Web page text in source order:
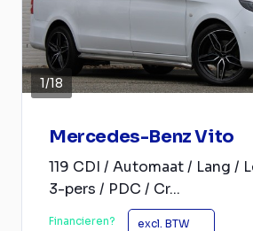
1/18
Mercedes-Benz Vito
119 CDI / Automaat / Lang /
3-pers / PDC / Cr...
Financieren? excl. BTW